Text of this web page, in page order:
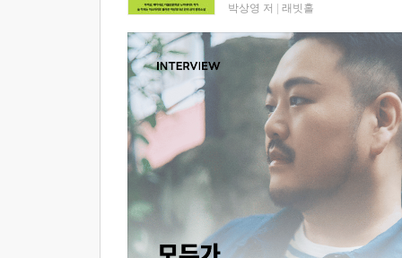
박상영 저 래빗홀